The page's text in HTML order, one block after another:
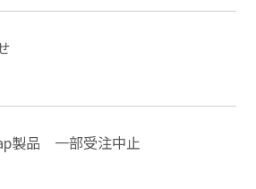
製品 一部受注中止